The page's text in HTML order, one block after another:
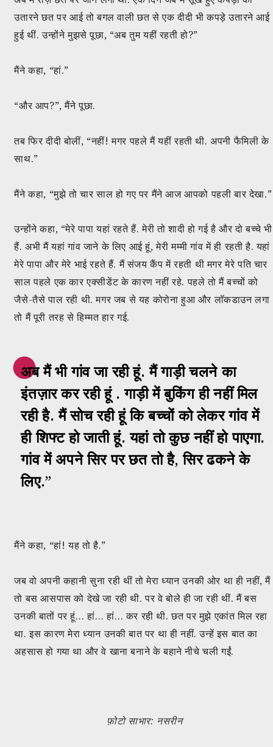
उतारने छत पर आई तो बगल वाली छत से एक दीदी भी कपड़े उतारने आई
हुई थीं. उन्होंने मुझसे पूछा, “अब तुम यहीं रहती हो?”
मैंने कहा, “हां.”
“और आप?”, मैंने पूछा.
तब फिर दीदी बोलीं, “नहीं! मगर पहले मैं यहीं रहती थी. अपनी फैमिली के
साथ.”
मैंने कहा, “मुझे तो चार साल हो गए पर मैंने आज आपको पहली बार
उन्होंने कहा, “मेरे पापा यहां रहते हैं. मेरी तो शादी हो गई है और दो बच्चे भी
हैं. अभी मैं यहां गांव जाने के लिए आई हूं, मेरी मम्मी गांव में ही रहती है. यहां
मेरे पापा और मेरे भाई रहते हैं. मैं संजय कैंप में रहती थी मगर मेरे पति चार
साल पहले एक कार एक्सीडेंट के कारण नहीं रहे. पहले तो मैं बच्चों को
जैसे-तैसे पाल रही थी. मगर जब से यह कोरोना हुआ और लॉकडाउन लगा
तो मैं पूरी तरह से हिम्मत हार गई.
अब मैं भी गांव जा रही हूं. मैं गाड़ी चलने का
इंतज़ार कर रही हूं . गाड़ी में बुकिंग ही नहीं मिल
रही है. मैं सोच रही हूं कि बच्चों को लेकर गांव में
ही शिफ्ट हो जाती हूं. यहां तो कुछ नहीं हो पाएगा.
गांव में अपने सिर पर छत तो है, सिर ढकने के
लिए.”
मैंने कहा, “हां! यह तो है.”
जब वो अपनी कहानी सुना रही थीं तो मेरा ध्यान उनकी ओर था ही नहीं, मैं
तो बस आसपास को देखे जा रही थी. पर वे बोले ही जा रही थीं. मैं बस
उनकी बातों पर हूं… हां… हां… कर रही थी. छत पर मुझे एकांत मिल रहा
था. इस कारण मेरा ध्यान उनकी बात पर था ही नहीं. उन्हें इस बात का
अहसास हो गया था और वे खाना बनाने के बहाने नीचे चली गईं.
फ़ोटो साभार: नसरीन